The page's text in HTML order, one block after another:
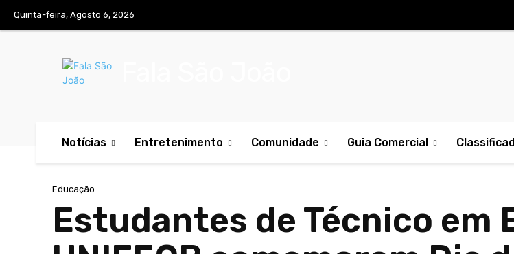
Quinta-feira, Agosto 6, 2026
Notícias Entretenimento Comunidade Guia Comercial
Educação
Estudantes de Técnico em